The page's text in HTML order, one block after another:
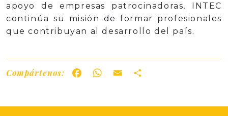
apoyo de empresas patrocinadoras, INTEC
continúa su misión de formar profesionales
que contribuyan al desarrollo del país.
Compártenos: FacebookWhatsApp
Email